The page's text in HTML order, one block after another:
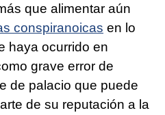
que alimentar aún
conspiranoicas en lo
haya ocurrido en
grave error de
de palacio que puede
de su reputación a la